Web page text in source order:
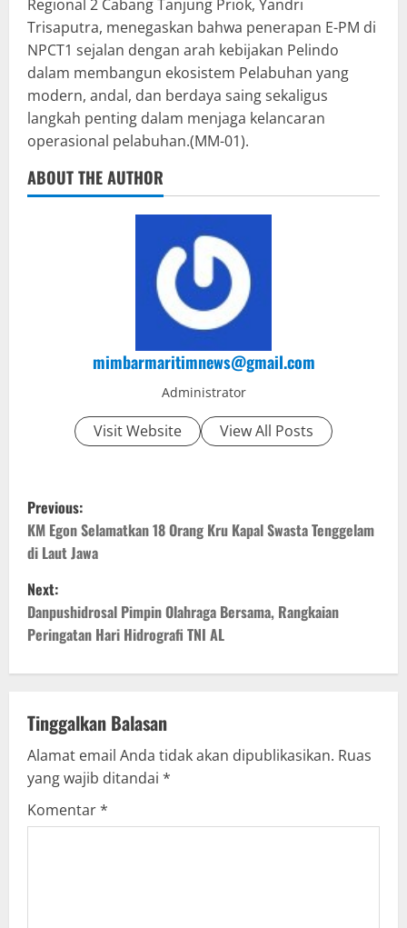
Regional 2 Cabang Tanjung Priok, Yandri
Trisaputra, menegaskan bahwa penerapan E-PM di
NPCT1 sejalan dengan arah kebijakan Pelindo
dalam membangun ekosistem Pelabuhan yang
modern, andal, dan berdaya saing sekaligus
langkah penting dalam menjaga kelancaran
operasional pelabuhan.(MM-01).
ABOUT THE AUTHOR
mimbarmaritimnews@gmail.com
Administrator
Visit Website View All Posts
P
o
s
t
n
v
i
g
Previous:
KM Egon Selamatkan 18 Orang Kru Kapal Swasta Tenggelam
di Laut Jawa
Next:
Danpushidrosal Pimpin Olahraga Bersama, Rangkaian
Peringatan Hari Hidrografi TNI AL
Tinggalkan Balasan
Alamat email Anda tidak akan dipublikasikan. Ruas
yang wajib ditandai *
Komentar*